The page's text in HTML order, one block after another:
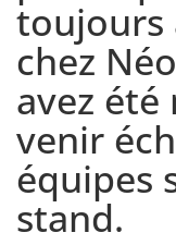
toujours
chez
avez
venir
équipes
stand.